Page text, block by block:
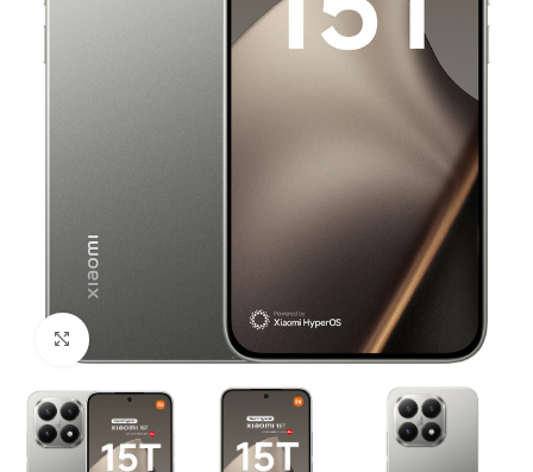
Click to enlarge